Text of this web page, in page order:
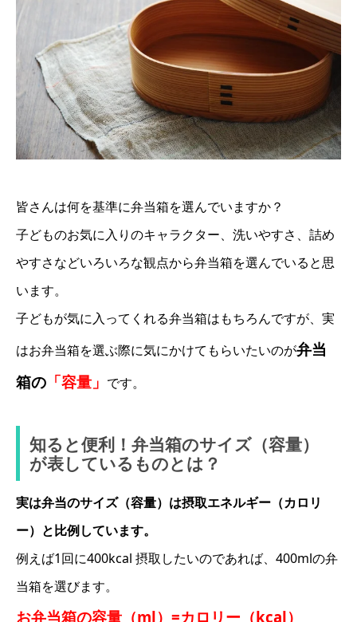
皆さんは何を基準に弁当箱を選んでいますか？
子どものお気に入りのキャラクター、洗いやすさ、詰め
やすさなどいろいろな観点から弁当箱を選んでいると思
います。
子どもが気に入ってくれる弁当箱はもちろんですが、実
はお弁当箱を選ぶ際に気にかけてもらいたいのが弁当
箱の 「容量」 です。
知ると便利！弁当箱のサイズ（容量）
が表しているものとは？
実は弁当のサイズ（容量）は摂取エネルギー（カロリ
ー）と比例しています。
例えば1回に400kcal 摂取したいのであれば、400mlの弁
当箱を選びます。
お弁当箱の容量（ml）=カロリー（kcal）